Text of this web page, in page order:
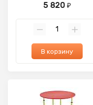
5 820 ₽
В корзину